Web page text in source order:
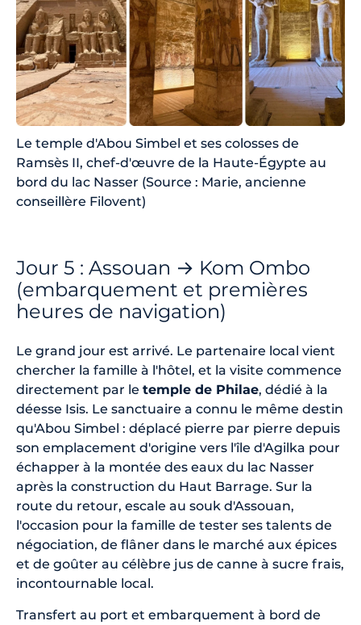
Le temple d'Abou Simbel et ses colosses de
Ramsès II, chef-d'œuvre de la Haute-Égypte au
bord du lac Nasser (Source : Marie, ancienne
conseillère Filovent)
Jour 5 : Assouan → Kom Ombo
(embarquement et premières
heures de navigation)
Le grand jour est arrivé. Le partenaire local vient
chercher la famille à l'hôtel, et la visite commence
directement par le temple de Philae, dédié à la
déesse Isis. Le sanctuaire a connu le même destin
qu'Abou Simbel : déplacé pierre par pierre depuis
son emplacement d'origine vers l'île d'Agilka pour
échapper à la montée des eaux du lac Nasser
après la construction du Haut Barrage. Sur la
route du retour, escale au souk d'Assouan,
l'occasion pour la famille de tester ses talents de
négociation, de flâner dans le marché aux épices
et de goûter au célèbre jus de canne à sucre frais,
incontournable local.
Transfert au port et embarquement à bord de